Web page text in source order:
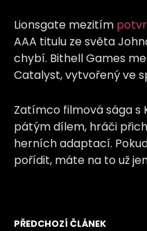
Lionsgate mezitím
AAA titulu ze světa
chybí. Bithell Games
Catalyst, vytvořený ve
Zatímco filmová sága s
pátým dílem, hráči
herních adaptací.
pořídit, máte na to už
PŘEDCHOZÍ ČLÁNEK